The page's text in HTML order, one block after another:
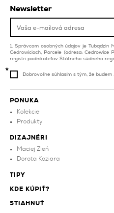
fialové kúpeľňové
obklady
terasu
PONUKA
Kolekcie
Produkty
DIZAJNÉRI
Maciej Zień
Dorota Koziara
TIPY
KDE KÚPIŤ?
STIAHNUŤ
Newsletter
Správcom osobných údajov je Tubądzin
Cedrowiciach, Parcele (adresa: Cedrowice
registri podnikateľov Štátneho súdneho
Dobrovoľne súhlasím s tým, že budem ...